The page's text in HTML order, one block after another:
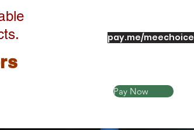
pay.me/meechoice
Pay Now